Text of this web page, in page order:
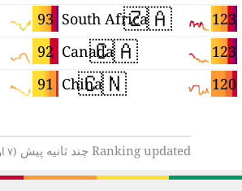
🇿🇦 123
South Africa
🇨🇦 123
Canada
🇨🇳 120
China
93
92
91
Ranking updated چند ثانیه پیش